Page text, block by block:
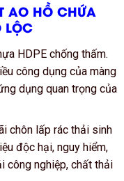
AO HỒ CHỨA
LỘC
HDPE chống thấm.
công dụng của màng
dụng quan trọng của
chôn lấp rác thải sinh
độc hại, nguy hiểm,
công nghiệp, chất thải